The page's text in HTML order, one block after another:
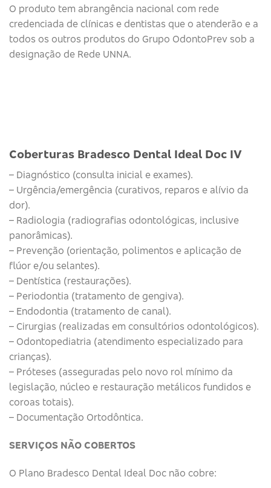
O produto tem abrangência nacional com rede
credenciada de clínicas e dentistas que o atenderão e a
todos os outros produtos do Grupo OdontoPrev sob a
designação de Rede UNNA.
Coberturas Bradesco Dental Ideal Doc IV
– Diagnóstico (consulta inicial e exames).
– Urgência/emergência (curativos, reparos e alívio da
dor).
– Radiologia (radiografias odontológicas, inclusive
panorâmicas).
– Prevenção (orientação, polimentos e aplicação de
flúor e/ou selantes).
– Dentística (restaurações).
– Periodontia (tratamento de gengiva).
– Endodontia (tratamento de canal).
– Cirurgias (realizadas em consultórios odontológicos).
– Odontopediatria (atendimento especializado para
crianças).
– Próteses (asseguradas pelo novo rol mínimo da
legislação, núcleo e restauração metálicos fundidos e
coroas totais).
– Documentação Ortodôntica.
SERVIÇOS NÃO COBERTOS
O Plano Bradesco Dental Ideal Doc não cobre: